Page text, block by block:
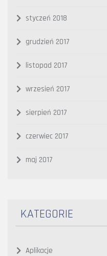
styczeń 2018
grudzień 2017
listopad 2017
wrzesień 2017
sierpień 2017
czerwiec 2017
maj 2017
KATEGORIE
Aplikacje